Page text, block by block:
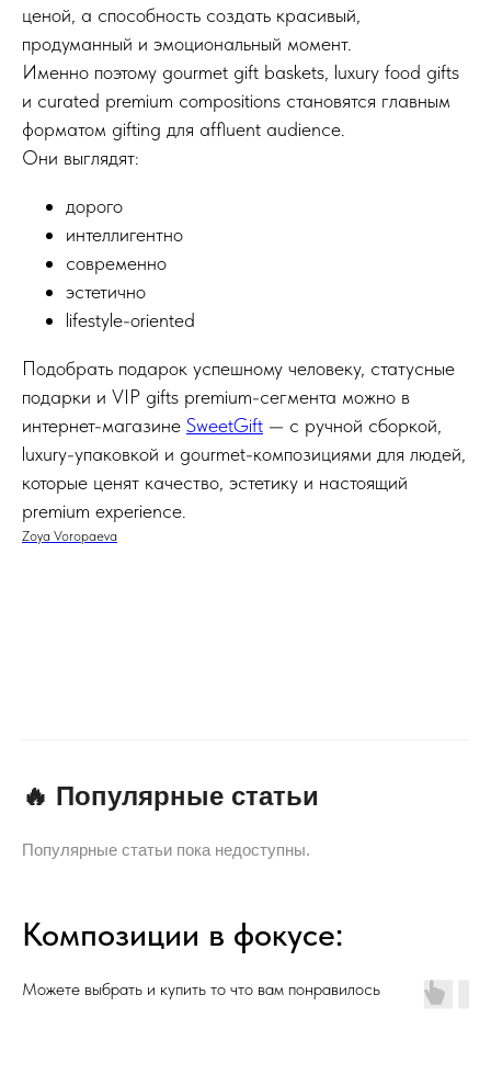
ценой, а способность создать красивый,
продуманный и эмоциональный момент.
Именно поэтому gourmet gift baskets, luxury food gifts
и curated premium compositions становятся главным
форматом gifting для affluent audience.
Они выглядят:
дорого
интеллигентно
современно
эстетично
lifestyle-oriented
Подобрать подарок успешному человеку, статусные
подарки и VIP gifts premium-сегмента можно в
интернет-магазине SweetGift — с ручной сборкой,
luxury-упаковкой и gourmet-композициями для людей,
которые ценят качество, эстетику и настоящий
premium experience.
Zoya Voropaeva
🔥 Популярные статьи
Популярные статьи пока недоступны.
Композиции в фокусе:
Можете выбрать и купить то что вам понравилось